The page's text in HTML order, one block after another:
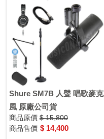
Shure SM7B 人聲 唱歌麥克
風 原廠公司貨
商品原價 $ 15,800
商品售價 $ 14,400